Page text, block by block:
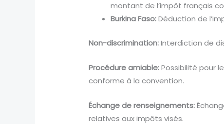
montant de l’impôt français
Burkina Faso:Déduction de
Non-discrimination:Interdiction de
Procédure amiable:Possibilité pour
conforme à la convention.
Échange de renseignements:
relatives aux impôts visés.